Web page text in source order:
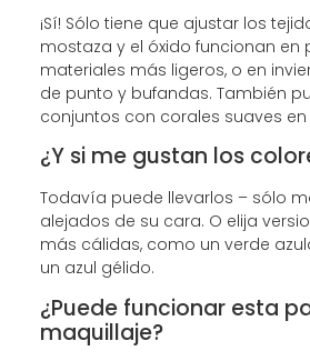
¡Sí! Sólo tiene que ajustar los
mostaza y el óxido funcionan en
materiales más ligeros, o en
de punto y bufandas. También
conjuntos con corales suaves en
¿Y si me gustan los
Todavía puede llevarlos – sólo
alejados de su cara. O elija
más cálidas, como un verde
un azul gélido.
¿Puede funcionar esta
maquillaje?